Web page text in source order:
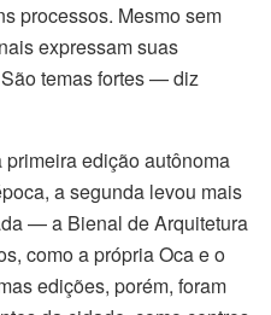
processos. Mesmo sem
expressam suas
temas fortes — diz
edição autônoma
a segunda levou mais
— a Bienal de Arquitetura
como a própria Oca e o
edições, porém, foram